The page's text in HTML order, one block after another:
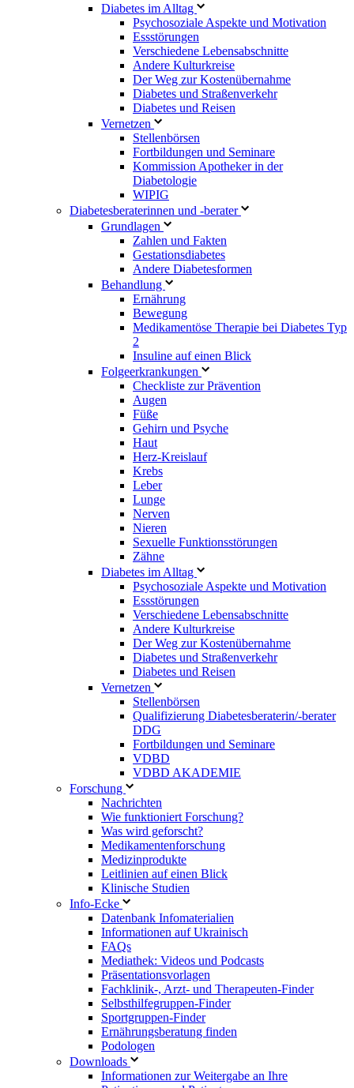
Diabetes im Alltag
Psychosoziale Aspekte und Motivation
Essstörungen
Verschiedene Lebensabschnitte
Andere Kulturkreise
Der Weg zur Kostenübernahme
Diabetes und Straßenverkehr
Diabetes und Reisen
Vernetzen
Stellenbörsen
Fortbildungen und Seminare
Kommission Apotheker in der
Diabetologie
WIPIG
Diabetesberaterinnen und -berater
Grundlagen
Zahlen und Fakten
Gestationsdiabetes
Andere Diabetesformen
Behandlung
Ernährung
Bewegung
Medikamentöse Therapie bei Diabetes Typ
2
Insuline auf einen Blick
Folgeerkrankungen
Checkliste zur Prävention
Augen
Füße
Gehirn und Psyche
Haut
Herz-Kreislauf
Krebs
Leber
Lunge
Nerven
Nieren
Sexuelle Funktionsstörungen
Zähne
Diabetes im Alltag
Psychosoziale Aspekte und Motivation
Essstörungen
Verschiedene Lebensabschnitte
Andere Kulturkreise
Der Weg zur Kostenübernahme
Diabetes und Straßenverkehr
Diabetes und Reisen
Vernetzen
Stellenbörsen
Qualifizierung Diabetesberaterin/­-berater
DDG
Fortbildungen und Seminare
VDBD
VDBD AKADEMIE
Forschung
Nachrichten
Wie funktioniert Forschung?
Was wird geforscht?
Medikamentenforschung
Medizinprodukte
Leitlinien auf einen Blick
Klinische Studien
Info-Ecke
Datenbank Infomaterialien
Informationen auf Ukrainisch
FAQs
Mediathek: Videos und Podcasts
Präsentationsvorlagen
Fachklinik-, Arzt- und Therapeuten-Finder
Selbsthilfegruppen-Finder
Sportgruppen-Finder
Ernährungsberatung finden
Podologen
Downloads
Informationen zur Weitergabe an Ihre